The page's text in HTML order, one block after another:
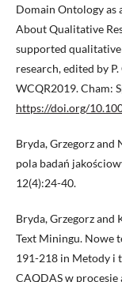
Domain Ontology as
About Qualitative
supported
research, edited by
WCQR2019. Cham:
https://doi.org/
Bryda, Grzegorz
pola badań
12(4):24-40.
Bryda, Grzegorz and
Text Miningu. Nowe
191-218 in Metody i
CAQDAS w procesie